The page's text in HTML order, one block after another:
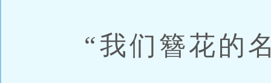
“我们簪花的